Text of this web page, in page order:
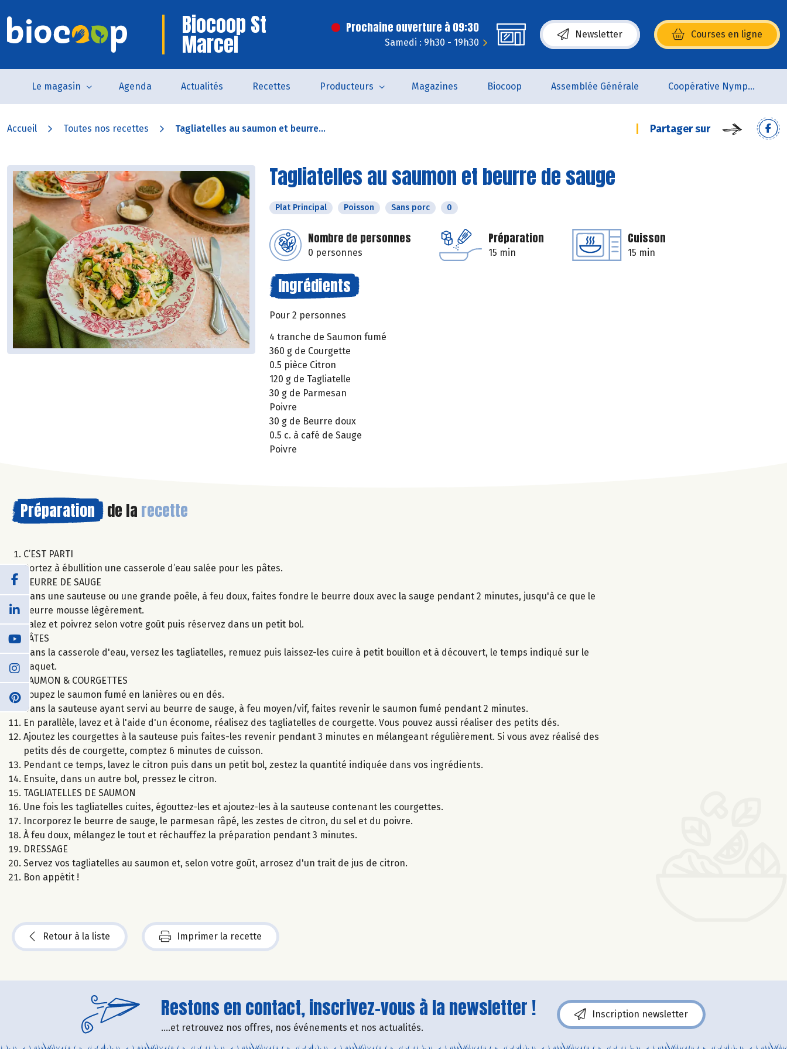
Biocoop St
Marcel
Prochaine ouverture à 09:30
Samedi : 9h30 - 19h30
Newsletter Courses en ligne
(s’ouvre dans une nouvelle fenêtre)
Le magasin Agenda Actualités Recettes Producteurs Magazines Biocoop Assemblée Générale Coopérative Nymphéa
Accueil Toutes nos recettes Tagliatelles au saumon et beurre... Partager sur
Tagliatelles au saumon et beurre de sauge
Plat Principal Poisson Sans porc 0
Nombre de personnes
0 personnes
Préparation
15 min
Cuisson
15 min
Ingrédients
Pour 2 personnes
4 tranche de Saumon fumé
360 g de Courgette
0.5 pièce Citron
120 g de Tagliatelle
30 g de Parmesan
Poivre
30 g de Beurre doux
0.5 c. à café de Sauge
Poivre
Préparation de la recette
C’EST PARTI
Portez à ébullition une casserole d’eau salée pour les pâtes.
BEURRE DE SAUGE
Dans une sauteuse ou une grande poêle, à feu doux, faites fondre le beurre doux avec la sauge pendant 2 minutes, jusqu'à ce que le
beurre mousse légèrement.
Salez et poivrez selon votre goût puis réservez dans un petit bol.
PÂTES
Dans la casserole d'eau, versez les tagliatelles, remuez puis laissez-les cuire à petit bouillon et à découvert, le temps indiqué sur le
paquet.
SAUMON & COURGETTES
Coupez le saumon fumé en lanières ou en dés.
Dans la sauteuse ayant servi au beurre de sauge, à feu moyen/vif, faites revenir le saumon fumé pendant 2 minutes.
En parallèle, lavez et à l'aide d'un économe, réalisez des tagliatelles de courgette. Vous pouvez aussi réaliser des petits dés.
Ajoutez les courgettes à la sauteuse puis faites-les revenir pendant 3 minutes en mélangeant régulièrement. Si vous avez réalisé des
petits dés de courgette, comptez 6 minutes de cuisson.
Pendant ce temps, lavez le citron puis dans un petit bol, zestez la quantité indiquée dans vos ingrédients.
Ensuite, dans un autre bol, pressez le citron.
TAGLIATELLES DE SAUMON
Une fois les tagliatelles cuites, égouttez-les et ajoutez-les à la sauteuse contenant les courgettes.
Incorporez le beurre de sauge, le parmesan râpé, les zestes de citron, du sel et du poivre.
À feu doux, mélangez le tout et réchauffez la préparation pendant 3 minutes.
DRESSAGE
Servez vos tagliatelles au saumon et, selon votre goût, arrosez d'un trait de jus de citron.
Bon appétit !
Retour à la liste Imprimer la recette
Restons en contact, inscrivez-vous à la newsletter !
....et retrouvez nos offres, nos événements et nos actualités.
Inscription newsletter